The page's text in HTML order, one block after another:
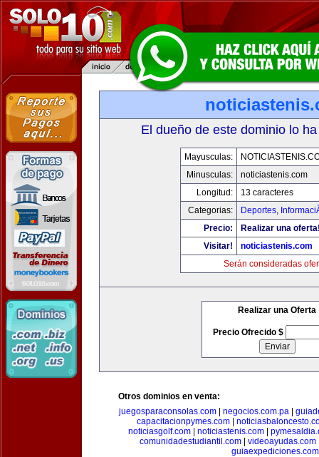
El dueño de este dominio lo
Mayusculas:
Minusculas:
noticiastenis.com
Longitud:
13 caracteres
Categorias:
Deportes,
Precio:
Realizar una
Visitar!
noticiastenis.com
Serán consideradas
Realizar una Oferta
Precio Ofrecido $
Otros dominios en venta:
juegosparaconsolas.com| negocios.com.pa|
capacitacionpymes.com|
noticiasgolf.com| noticiastenis.com|
comunidadestudiantil.com| videoayudas.com
guiaexpediciones.com